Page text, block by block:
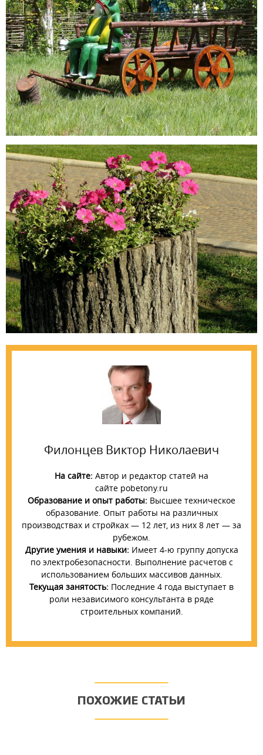
Филонцев Виктор Николаевич
На сайте: Автор и редактор статей на
сайте pobetony.ru
Образование и опыт работы: Высшее техническое
образование. Опыт работы на различных
производствах и стройках — 12 лет, из них 8 лет — за
рубежом.
Другие умения и навыки:Имеет 4-ю группу допуска
по электробезопасности. Выполнение расчетов с
использованием больших массивов данных.
Текущая занятость: Последние 4 года выступает в
роли независимого консультанта в ряде
строительных компаний.
ПОХОЖИЕ СТАТЬИ